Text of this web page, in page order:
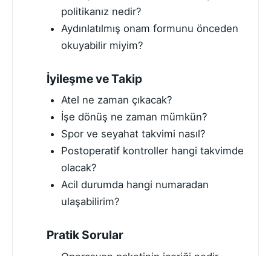
politikanız nedir?
Aydınlatılmış onam formunu önceden
okuyabilir miyim?
İyileşme ve Takip
Atel ne zaman çıkacak?
İşe dönüş ne zaman mümkün?
Spor ve seyahat takvimi nasıl?
Postoperatif kontroller hangi takvimde
olacak?
Acil durumda hangi numaradan
ulaşabilirim?
Pratik Sorular